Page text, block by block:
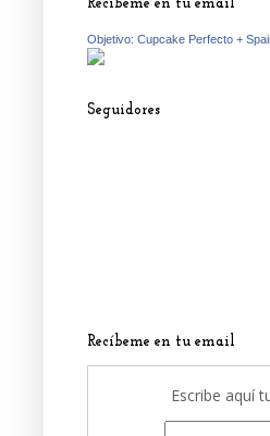
Recíbeme en tu email
Objetivo: Cupcake Perfecto +
Seguidores
Recíbeme en tu email
Escribe aquí